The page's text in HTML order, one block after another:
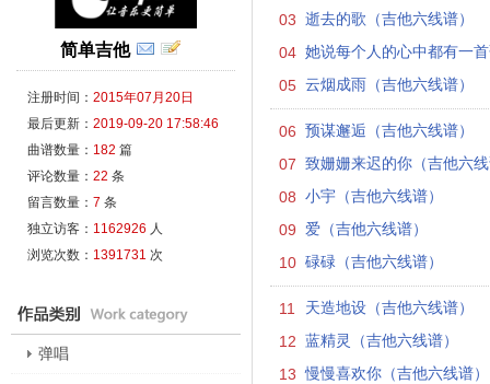
03 逝去的歌（吉他六线谱）
04 她说每个人的心中都有一
05 云烟成雨（吉他六线谱）
06 预谋邂逅（吉他六线谱）
07 致姗姗来迟的你（吉他六
08 小宇（吉他六线谱）
09 爱（吉他六线谱）
10 碌碌（吉他六线谱）
11 天造地设（吉他六线谱）
12 蓝精灵（吉他六线谱）
13 慢慢喜欢你（吉他六线谱）
简单吉他
注册时间： 2015年07月20日
最后更新： 2019-09-20 17:58:46
曲谱数量： 182 篇
评论数量： 22 条
留言数量： 7 条
独立访客： 1162926 人
浏览次数： 1391731 次
弹唱